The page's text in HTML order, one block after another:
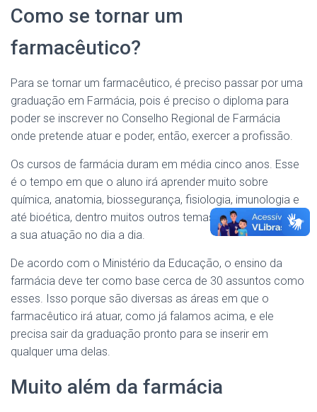
Como se tornar um
farmacêutico?
Para se tornar um farmacêutico, é preciso passar por uma
graduação em Farmácia, pois é preciso o diploma para
poder se inscrever no Conselho Regional de Farmácia
onde pretende atuar e poder, então, exercer a profissão.
Os cursos de farmácia duram em média cinco anos. Esse
é o tempo em que o aluno irá aprender muito sobre
química, anatomia, biossegurança, fisiologia, imunologia e
até bioética, dentro muitos outros temas necessários para
a sua atuação no dia a dia.
De acordo com o Ministério da Educação, o ensino da
farmácia deve ter como base cerca de 30 assuntos como
esses. Isso porque são diversas as áreas em que o
farmacêutico irá atuar, como já falamos acima, e ele
precisa sair da graduação pronto para se inserir em
qualquer uma delas.
Muito além da farmácia